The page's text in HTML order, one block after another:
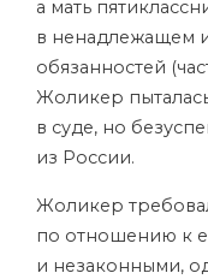
а мать
в ненадлежащем
обязанностей
Жоликер
в суде, но
из России.
Жоликер
по отношению к
и незаконными,